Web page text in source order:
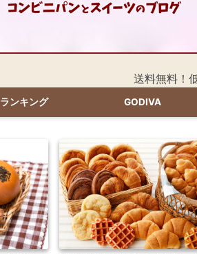
送料無料！
ランキング GODIVA